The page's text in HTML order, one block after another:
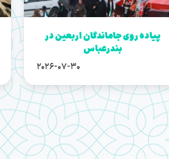
پیاده روی جاماندگان اربعین در
بندرعباس
2026-07-30